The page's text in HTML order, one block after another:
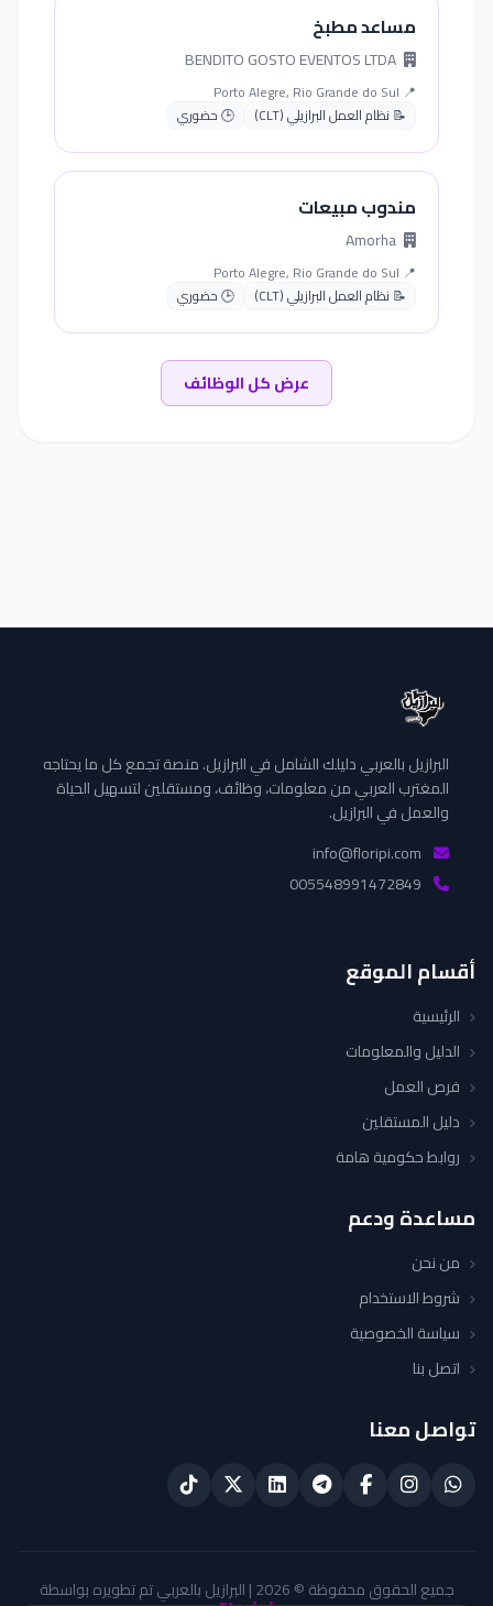
مساعد مطبخ
📍 Porto Alegre, Rio Grande do Sul
📝 نظام العمل البرازيلي (CLT)
🕒 حضوري
مندوب مبيعات
📍 Porto Alegre, Rio Grande do Sul
📝 نظام العمل البرازيلي (CLT)
🕒 حضوري
عرض كل الوظائف
البرازيل بالعربي دليلك الشامل في البرازيل. منصة تجمع كل ما يحتاجه
المغترب العربي من معلومات، وظائف، ومستقلين لتسهيل الحياة
والعمل في البرازيل.
أقسام الموقع
الرئيسية
الدليل والمعلومات
فرص العمل
دليل المستقلين
روابط حكومية هامة
مساعدة ودعم
من نحن
شروط الاستخدام
سياسة الخصوصية
اتصل بنا
تواصل معنا
جميع الحقوق محفوظة © 2026 | البرازيل بالعربي تم تطويره بواسطة